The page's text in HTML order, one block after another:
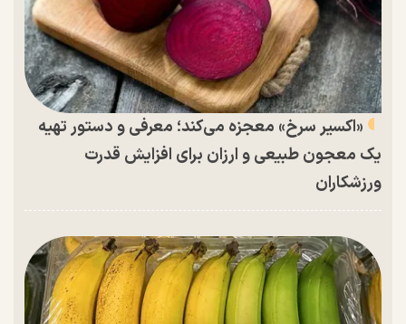
«اکسیر سرخ» معجزه می‌کند؛ معرفی و دستور تهیه
یک معجون طبیعی و ارزان برای افزایش قدرت
ورزشکاران